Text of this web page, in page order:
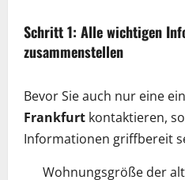
Schritt 1: Alle wichtigen
zusammenstellen
Bevor Sie auch nur eine
Frankfurt kontaktieren,
Informationen griffbereit
Wohnungsgröße der